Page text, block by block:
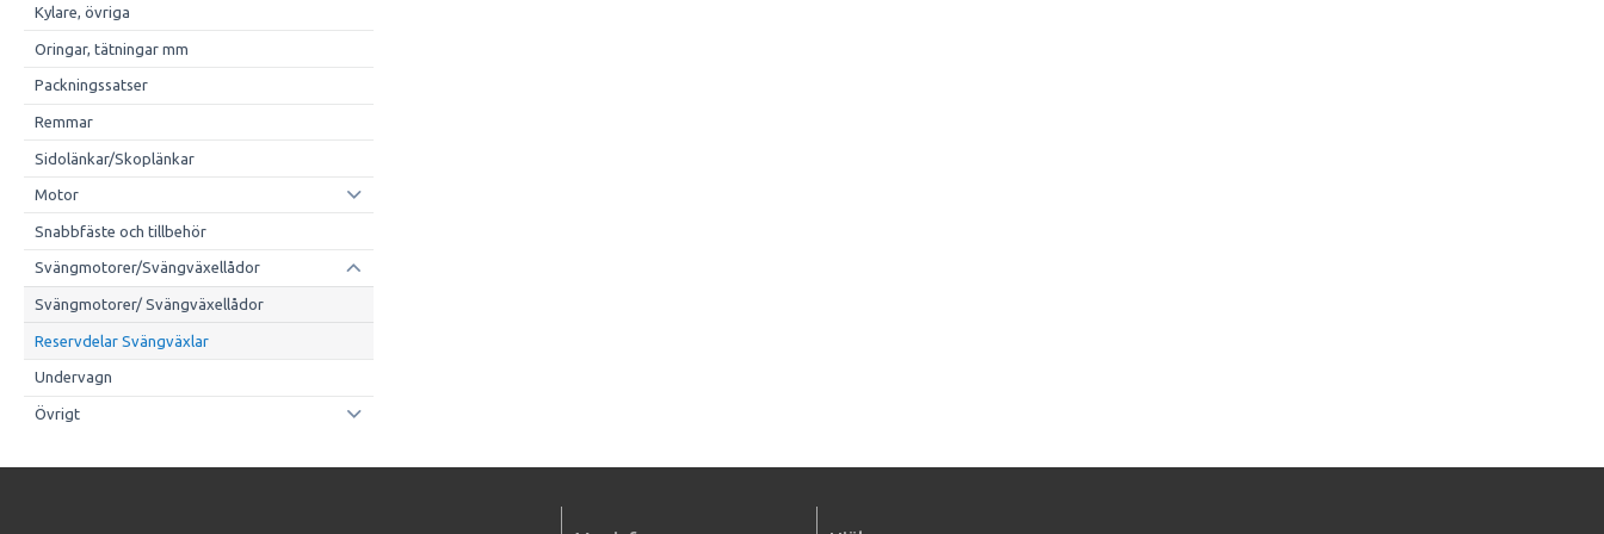
Kylare, övriga
Oringar, tätningar mm
Packningssatser
Remmar
Sidolänkar/Skoplänkar
Motor
Snabbfäste och tillbehör
Svängmotorer/Svängväxellådor
Svängmotorer/ Svängväxellådor
Reservdelar Svängväxlar
Undervagn
Övrigt